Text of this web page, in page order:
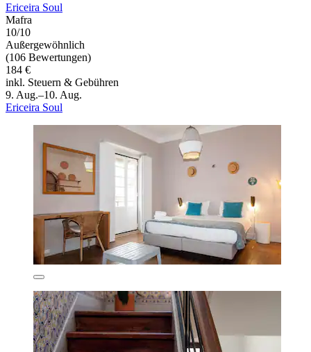
Ericeira Soul
Mafra
10/10
Außergewöhnlich
(106 Bewertungen)
184 €
inkl. Steuern & Gebühren
9. Aug.–10. Aug.
Ericeira Soul